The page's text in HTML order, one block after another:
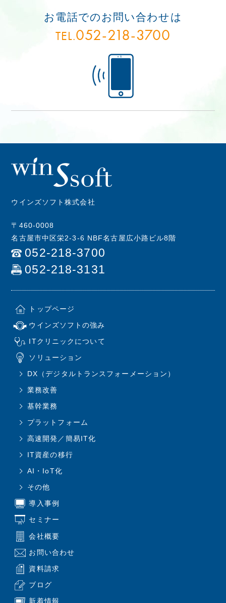
お電話でのお問い合わせは
TEL.052-218-3700
ウインズソフト株式会社
〒460-0008
名古屋市中区栄2-3-6 NBF名古屋広小路ビル8階
052-218-3700
052-218-3131
トップページ
ウインズソフトの強み
ITクリニックについて
ソリューション
DX（デジタルトランスフォーメーション）
業務改善
基幹業務
プラットフォーム
高速開発／簡易IT化
IT資産の移行
AI・IoT化
その他
導入事例
セミナー
会社概要
お問い合わせ
資料請求
ブログ
新着情報